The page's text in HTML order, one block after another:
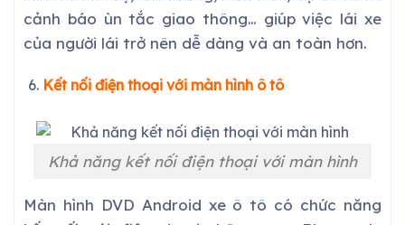
cảnh báo ùn tắc giao thông… giúp việc lái xe
của người lái trở nên dễ dàng và an toàn hơn.
Kết nối điện thoại với màn hình ô tô
Khả năng kết nối điện thoại với màn hình
Màn hình DVD Android xe ô tô có chức năng